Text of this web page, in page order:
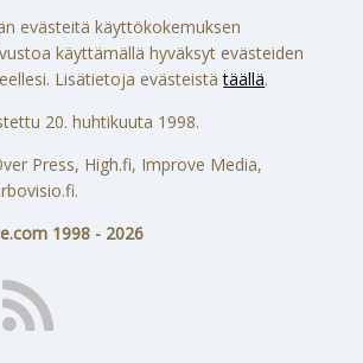
evästeitä käyttökokemuksen
käyttämällä hyväksyt evästeiden
Lisätietoja evästeistätäällä.
20. huhtikuuta 1998.
Press, High.fi, Improve Media,
1998 - 2026